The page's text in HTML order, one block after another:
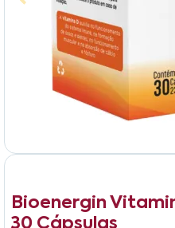
Bioenergin
30 Cápsulas